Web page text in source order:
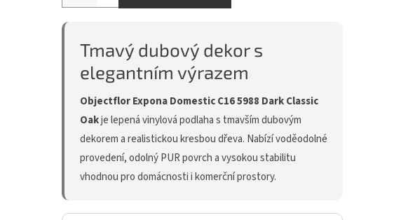
Tmavý dubový dekor s
elegantním výrazem
Objectflor Expona Domestic C16 5988 Dark Classic
Oakje lepená vinylová podlaha s tmavším dubovým
dekorem a realistickou kresbou dřeva. Nabízí voděodolné
provedení, odolný PUR povrch a vysokou stabilitu
vhodnou pro domácnosti i komerční prostory.